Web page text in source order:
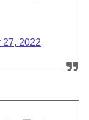
27, 2022